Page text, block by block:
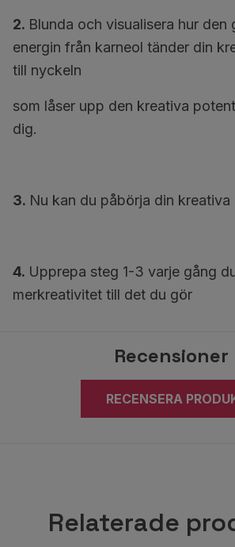
2. Blunda och visualisera hur den
energin från karneol tänder din
till nyckeln
som låser upp den kreativa
dig.
3. Nu kan du påbörja din kreativa
4. Upprepa steg 1-3 varje gång
merkreativitet till det du gör
Recensioner
RECENSERA
Relaterade